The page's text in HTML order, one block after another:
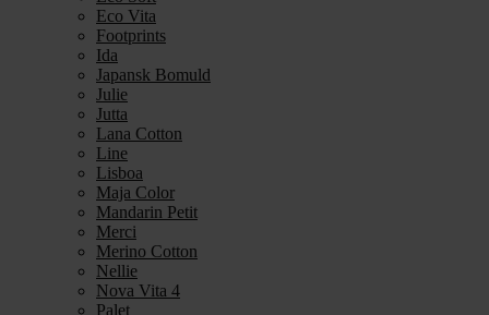
Eco Vita
Footprints
Ida
Japansk Bomuld
Julie
Jutta
Lana Cotton
Line
Lisboa
Maja Color
Mandarin Petit
Merci
Merino Cotton
Nellie
Nova Vita 4
Palet